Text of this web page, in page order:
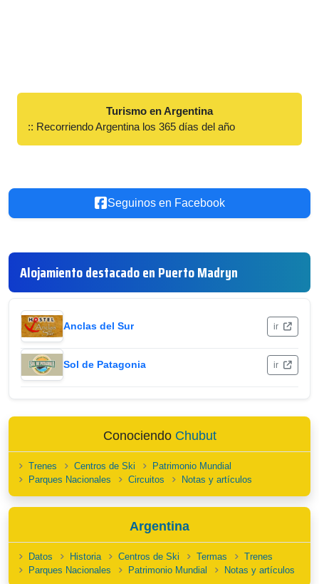
Turismo en Argentina
:: Recorriendo Argentina los 365 días del año
Seguinos en Facebook
Alojamiento destacado en Puerto Madryn
Anclas del Sur ir
Sol de Patagonia ir
Conociendo Chubut
Trenes Centros de Ski
Patrimonio Mundial
Parques Nacionales
Circuitos Notas y artículos
Argentina
Datos Historia Centros de Ski Termas
Trenes
Parques Nacionales
Patrimonio Mundial Notas y artículos